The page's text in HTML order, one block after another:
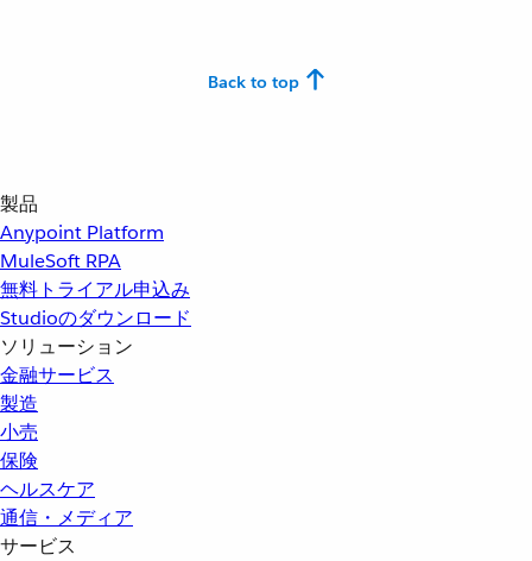
Back to top
製品
Anypoint Platform
MuleSoft RPA
無料トライアル申込み
Studioのダウンロード
ソリューション
金融サービス
製造
小売
保険
ヘルスケア
通信・メディア
サービス